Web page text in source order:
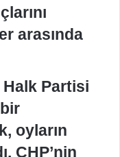
arasında
Partisi
oyların
CHP’nin